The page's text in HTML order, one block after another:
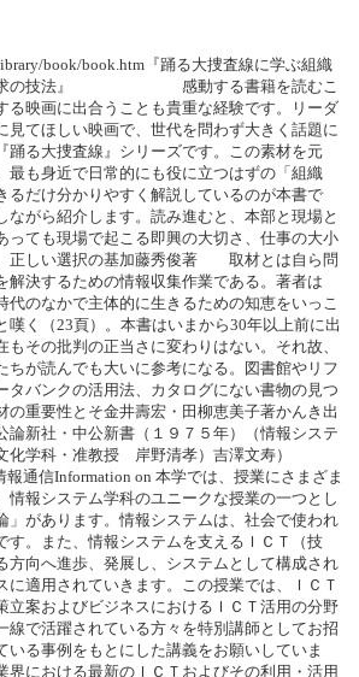
book/book.htm『踊る大捜査線に学ぶ組織
探求の技法』 感動する書籍を読むこ
る映画に出合うことも貴重な経験です。リーダ
見てほしい映画で、世代を問わず大きく話題に
踊る大捜査線』シリーズです。この素材を元
最も身近で日常的にも役に立つはずの「組織
るだけ分かりやすく解説しているのが本書で
ながら紹介します。読み進むと、本部と現場と
っても現場で起こる即興の大切さ、仕事の大小
正しい選択の基加藤秀俊著 取材とは自ら問
解決するための情報収集作業である。著者は
代のなかで主体的に生きるための知恵をいっこ
嘆く（23頁）。本書はいまから30年以上前に出
もその批判の正当さに変わりはない。それ故、
ちが読んでも大いに参考になる。図書館やリフ
タバンクの活用法、カタログにない書物の見つ
の重要性とそ金井壽宏・田柳恵美子著かんき出
論新社・中公新書（１９７５年）（情報システ
学科・准教授 岸野清孝）吉澤文寿）
報通信Information on 本学では、授業にさまざま
情報システム学科のユニークな授業の一つとし
」があります。情報システムは、社会で使われ
す。また、情報システムを支えるＩＣＴ（技
方向へ進歩、発展し、システムとして構成され
に適用されていきます。この授業では、ＩＣＴ
立案およびビジネスにおけるＩＣＴ活用の分野
線で活躍されている方々を特別講師としてお招
いる事例をもとにした講義をお願いしていま
界における最新のＩＣＴおよびその利用・活用